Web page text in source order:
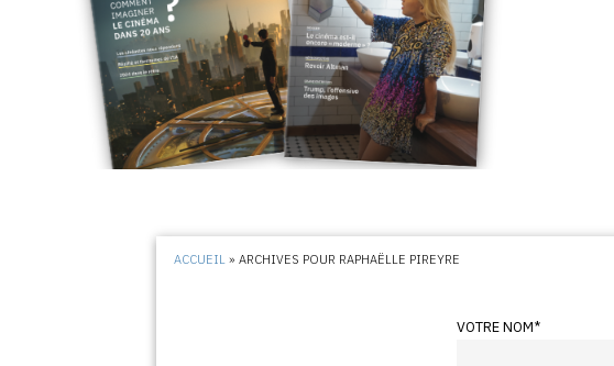
ACCUEIL »ARCHIVES POUR RAPHAËLLE PIREYRE
VOTRE NOM*